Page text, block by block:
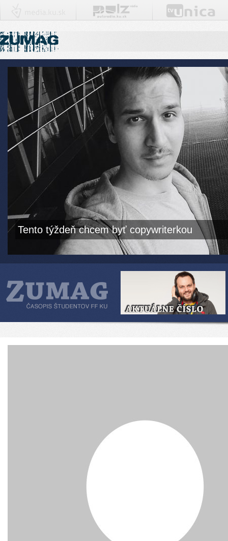
Tento týždeň chcem byť copywriterkou